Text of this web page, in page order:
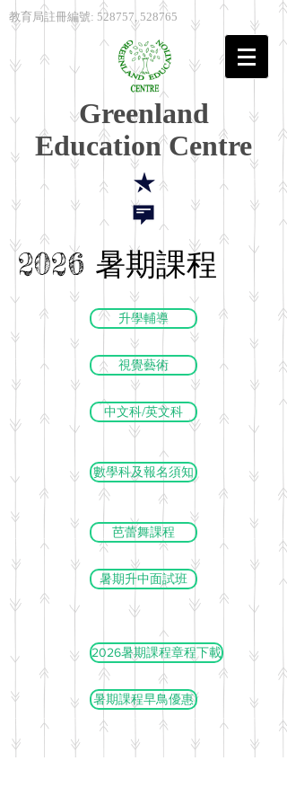
教育局註冊編號: 528757, 528765
Greenland
Education Centre
2026 暑期課程
升學輔導
視覺藝術
中文科/英文科
數學科及報名須知
芭蕾舞課程
暑期升中面試班
2026暑期課程章程下載
暑期課程早鳥優惠